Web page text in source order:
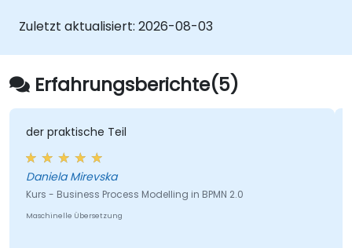
Zuletzt aktualisiert: 2026-08-03
Erfahrungsberichte(5)
der praktische Teil
Daniela Mirevska
Kurs - Business Process Modelling in BPMN 2.0
Maschinelle Übersetzung